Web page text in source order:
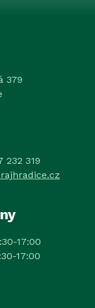
379
232 319
17:00
17:00